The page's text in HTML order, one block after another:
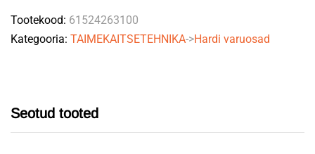
Tootekood: 61524263100
Kategooria: TAIMEKAITSETEHNIKA->Hardi varuosad
Seotud tooted